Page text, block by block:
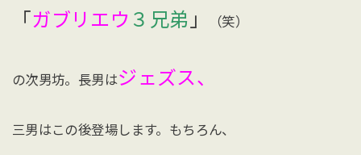
「 ガブリエウ ３兄弟 」 （笑）
の次男坊。長男はジェズス、
三男はこの後登場します。もちろん、